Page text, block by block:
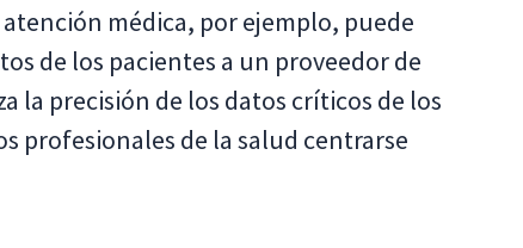
médica, por ejemplo, puede
de los pacientes a un proveedor de
la precisión de los datos críticos de los
profesionales de la salud centrarse